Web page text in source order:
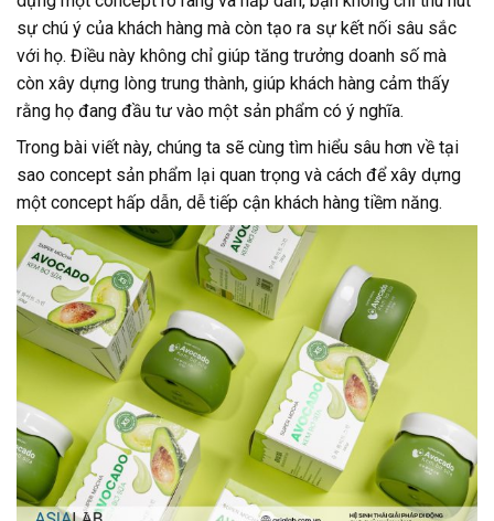
sự chú ý của khách hàng mà còn tạo ra sự kết nối sâu sắc
với họ. Điều này không chỉ giúp tăng trưởng doanh số mà
còn xây dựng lòng trung thành, giúp khách hàng cảm thấy
rằng họ đang đầu tư vào một sản phẩm có ý nghĩa.
Trong bài viết này, chúng ta sẽ cùng tìm hiểu sâu hơn về tại
sao concept sản phẩm lại quan trọng và cách để xây dựng
một concept hấp dẫn, dễ tiếp cận khách hàng tiềm năng.